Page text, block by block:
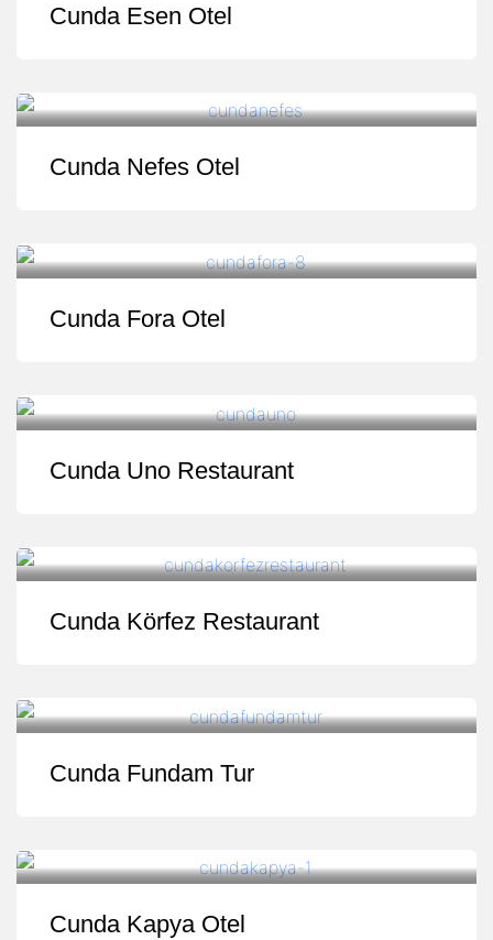
Cunda Esen Otel
Cunda Nefes Otel
Cunda Fora Otel
Cunda Uno Restaurant
Cunda Körfez Restaurant
Cunda Fundam Tur
Cunda Kapya Otel